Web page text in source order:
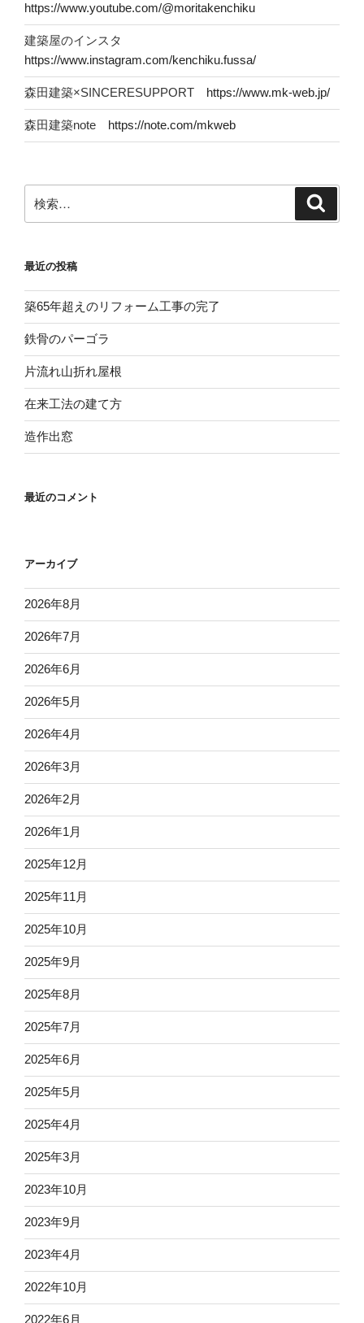
https://www.youtube.com/@moritakenchiku
建築屋のインスタ
https://www.instagram.com/kenchiku.fussa/
森田建築×SINCERESUPPORT https://www.mk-web.jp/
森田建築note https://note.com/mkweb
索:
最近の投稿
築65年超えのリフォーム工事の完了
鉄骨のパーゴラ
片流れ山折れ屋根
在来工法の建て方
造作出窓
最近のコメント
アーカイブ
2026年8月
2026年7月
2026年6月
2026年5月
2026年4月
2026年3月
2026年2月
2026年1月
2025年12月
2025年11月
2025年10月
2025年9月
2025年8月
2025年7月
2025年6月
2025年5月
2025年4月
2025年3月
2023年10月
2023年9月
2023年4月
2022年10月
2022年6月